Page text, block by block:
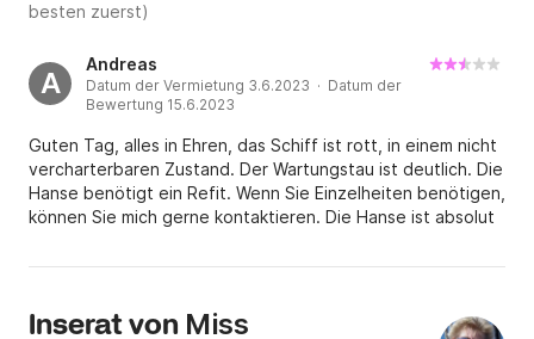
besten zuerst)
A
Andreas
Datum der Vermietung 3.6.2023 · Datum der
Bewertung 15.6.2023
Guten Tag, alles in Ehren, das Schiff ist rott, in einem nicht
vercharterbaren Zustand. Der Wartungstau ist deutlich. Die
Hanse benötigt ein Refit. Wenn Sie Einzelheiten benötigen,
können Sie mich gerne kontaktieren. Die Hanse ist absolut
waren gut bis sehr gut, der jungsche eine
wieder. Ich erwarte eine Reaktion, was eine Rückerstattung
Inserat von Miss